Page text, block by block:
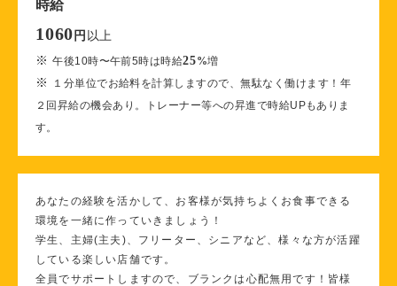
時給
1060 円 以上
※午後10時〜午前5時は時給25%増
※
１分単位でお給料を計算しますので、無駄なく働けます！年
２回昇給の機会あり。トレーナー等への昇進で時給UPもありま
す。
あなたの経験を活かして、お客様が気持ちよくお食事できる
環境を一緒に作っていきましょう！
学生、主婦(主夫)、フリーター、シニアなど、様々な方が活躍
している楽しい店舗です。
全員でサポートしますので、ブランクは心配無用です！皆様